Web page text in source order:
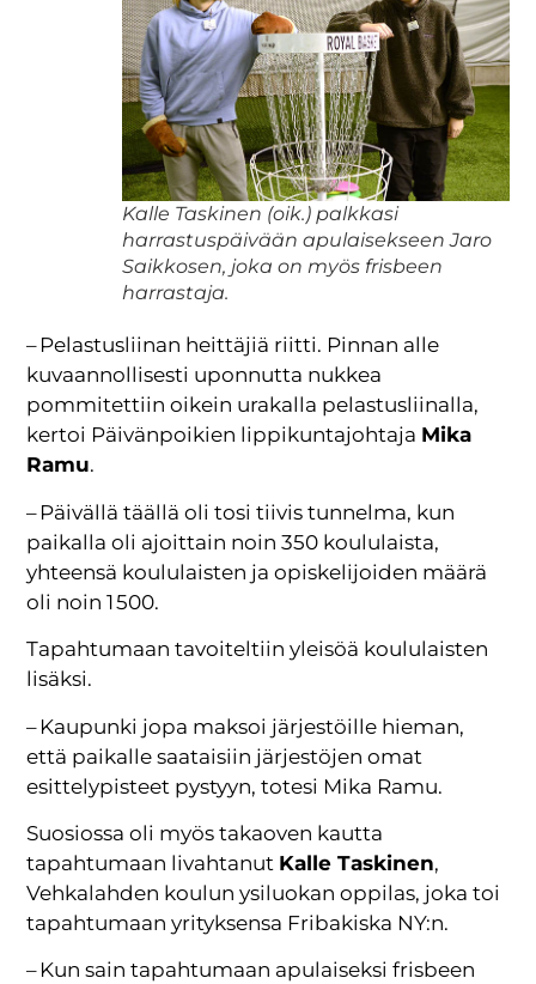
Kalle Taskinen (oik.) palkkasi
harrastuspäivään apulaisekseen Jaro
Saikkosen, joka on myös frisbeen
harrastaja.
– Pelastusliinan heittäjiä riitti. Pinnan alle
kuvaannollisesti uponnutta nukkea
pommitettiin oikein urakalla pelastusliinalla,
kertoi Päivänpoikien lippikuntajohtaja Mika
Ramu.
– Päivällä täällä oli tosi tiivis tunnelma, kun
paikalla oli ajoittain noin 350 koululaista,
yhteensä koululaisten ja opiskelijoiden määrä
oli noin 1 500.
Tapahtumaan tavoiteltiin yleisöä koululaisten
lisäksi.
– Kaupunki jopa maksoi järjestöille hieman,
että paikalle saataisiin järjestöjen omat
esittelypisteet pystyyn, totesi Mika Ramu.
Suosiossa oli myös takaoven kautta
tapahtumaan livahtanut Kalle Taskinen,
Vehkalahden koulun ysiluokan oppilas, joka toi
tapahtumaan yrityksensa Fribakiska NY:n.
– Kun sain tapahtumaan apulaiseksi frisbeen